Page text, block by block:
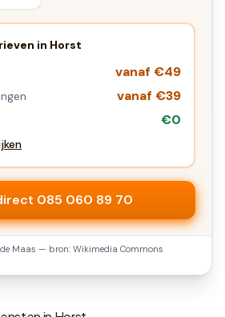
in Horst
vanaf €49
vanaf €39
€0
085 060 89 70
Maas — bron: Wikimedia Commons